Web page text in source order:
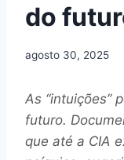
do
agosto 30, 2025
As “intuições”
futuro.
que até a CIA